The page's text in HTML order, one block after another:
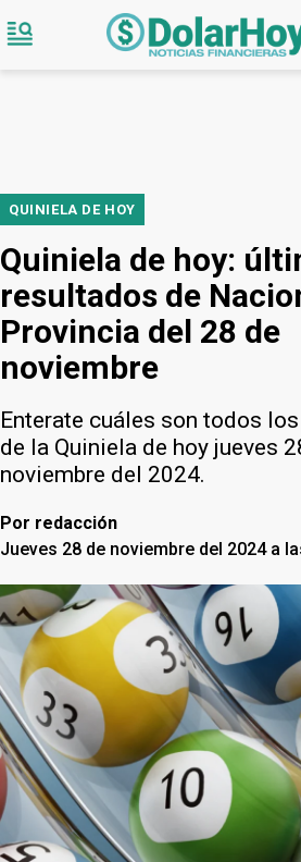
QUINIELA DE HOY
Quiniela de hoy:
resultados de
Provincia del 28 de
noviembre
Enterate cuáles son todos
de la Quiniela de hoy jueves
noviembre del 2024.
Por redacción
Jueves 28 de noviembre del 2024 a